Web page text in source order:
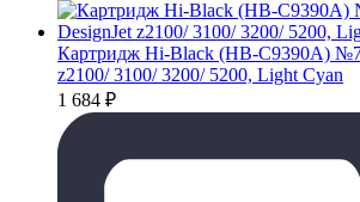
Картридж Hi-Black (HB-C9390A)
z2100/ 3100/ 3200/ 5200, Light Cyan
1 684 ₽